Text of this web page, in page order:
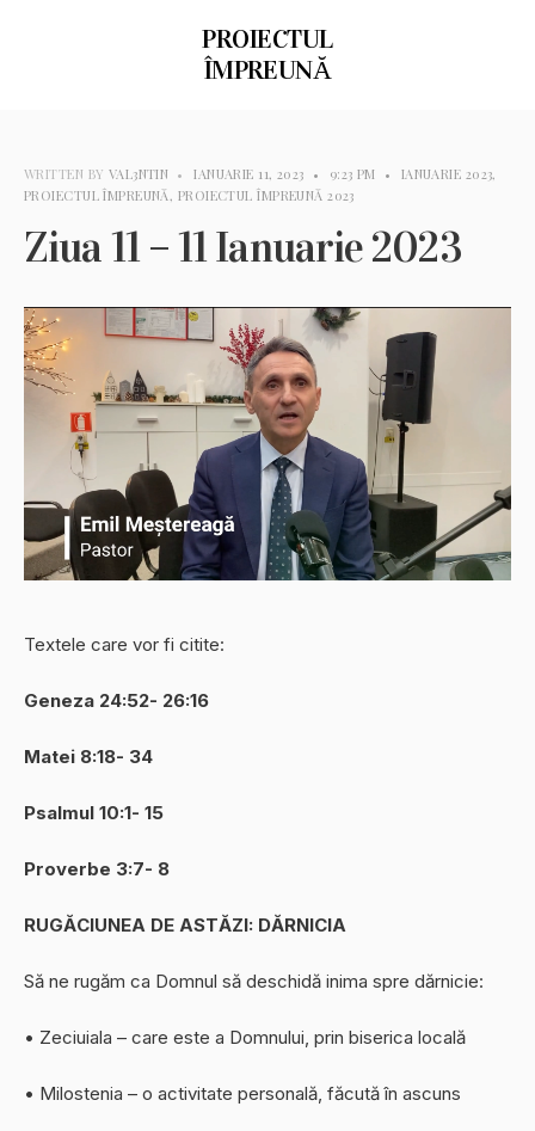
PROIECTUL
ÎMPREUNĂ
WRITTEN BY VAL3NTIN • IANUARIE 11, 2023 • 9:23 PM • IANUARIE 2023,
PROIECTUL ÎMPREUNĂ, PROIECTUL ÎMPREUNĂ 2023
Ziua 11 – 11 Ianuarie 2023
Textele care vor fi citite:
Geneza 24:52- 26:16
Matei 8:18- 34
Psalmul 10:1- 15
Proverbe 3:7- 8
RUGĂCIUNEA DE ASTĂZI: DĂRNICIA
Să ne rugăm ca Domnul să deschidă inima spre dărnicie:
• Zeciuiala – care este a Domnului, prin biserica locală
• Milostenia – o activitate personală, făcută în ascuns